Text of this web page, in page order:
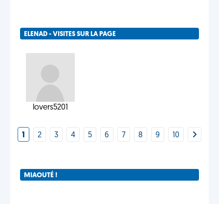
ELENAD - VISITES SUR LA PAGE
lovers5201
1 2 3 4 5 6 7 8 9 10
MIAOUTÉ !